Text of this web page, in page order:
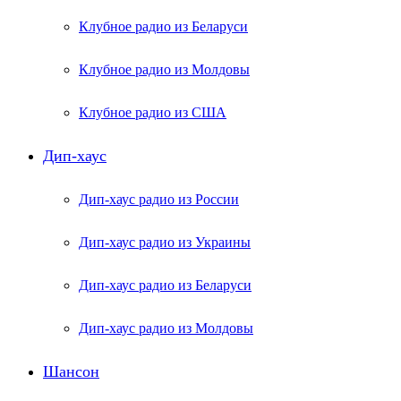
Клубное радио из Беларуси
Клубное радио из Молдовы
Клубное радио из США
Дип-хаус
Дип-хаус радио из России
Дип-хаус радио из Украины
Дип-хаус радио из Беларуси
Дип-хаус радио из Молдовы
Шансон